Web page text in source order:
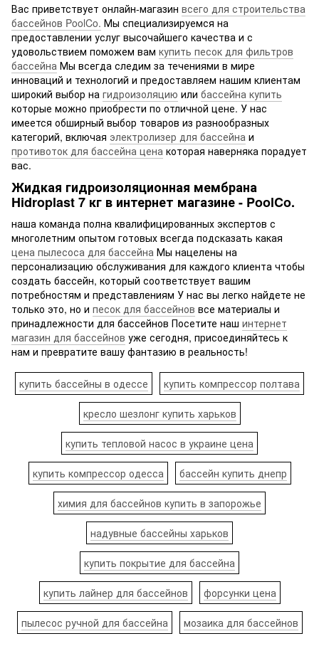
Вас приветствует онлайн-магазин всего для строительства
бассейнов PoolCo. Мы специализируемся на
предоставлении услуг высочайшего качества и с
удовольствием поможем вам купить песок для фильтров
бассейна Мы всегда следим за течениями в мире
инноваций и технологий и предоставляем нашим клиентам
широкий выбор на гидроизоляцию или бассейна купить
которые можно приобрести по отличной цене. У нас
имеется обширный выбор товаров из разнообразных
категорий, включая электролизер для бассейна и
противоток для бассейна цена которая наверняка порадует
вас.
Жидкая гидроизоляционная мембрана
Hidroplast 7 кг в интернет магазине - PoolCo.
наша команда полна квалифицированных экспертов с
многолетним опытом готовых всегда подсказать какая
цена пылесоса для бассейна Мы нацелены на
персонализацию обслуживания для каждого клиента чтобы
создать бассейн, который соответствует вашим
потребностям и представлениям У нас вы легко найдете не
только это, но и песок для бассейнов все материалы и
принадлежности для бассейнов Посетите наш интернет
магазин для бассейнов уже сегодня, присоединяйтесь к
нам и превратите вашу фантазию в реальность!
купить бассейны в одессе купить компрессор полтава
кресло шезлонг купить харьков
купить тепловой насос в украине цена
купить компрессор одесса бассейн купить днепр
химия для бассейнов купить в запорожье
надувные бассейны харьков
купить покрытие для бассейна
купить лайнер для бассейнов форсунки цена
пылесос ручной для бассейна мозаика для бассейнов